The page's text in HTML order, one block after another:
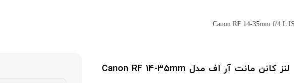
لنز کانن مانت آر اف مدل Canon RF 14-35mm